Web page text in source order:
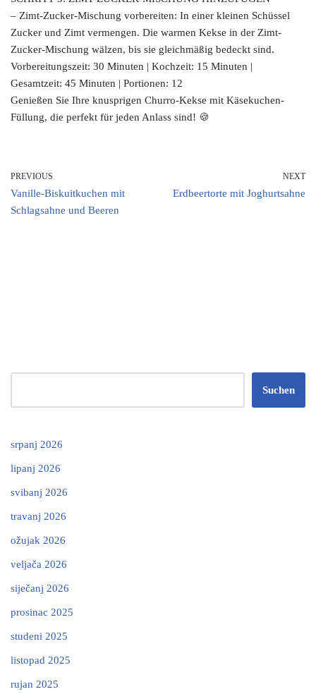
– Zimt-Zucker-Mischung vorbereiten: In einer kleinen Schüssel
Zucker und Zimt vermengen. Die warmen Kekse in der Zimt-
Zucker-Mischung wälzen, bis sie gleichmäßig bedeckt sind.
Vorbereitungszeit: 30 Minuten | Kochzeit: 15 Minuten |
Gesamtzeit: 45 Minuten | Portionen: 12
Genießen Sie Ihre knusprigen Churro-Kekse mit Käsekuchen-
Füllung, die perfekt für jeden Anlass sind! 🍪
PREVIOUS
Vanille-Biskuitkuchen mit
Schlagsahne und Beeren
NEXT
Erdbeertorte mit Joghurtsahne
Suchen
srpanj 2026
lipanj 2026
svibanj 2026
travanj 2026
ožujak 2026
veljača 2026
siječanj 2026
prosinac 2025
studeni 2025
listopad 2025
rujan 2025